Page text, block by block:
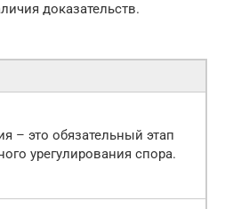
доказательств.
– это обязательный этап
урегулирования спора.